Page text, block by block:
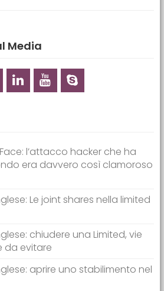
Media
l’attacco hacker che ha
era davvero così clamoroso
Le joint shares nella limited
chiudere una Limited, vie
da evitare
aprire uno stabilimento nel